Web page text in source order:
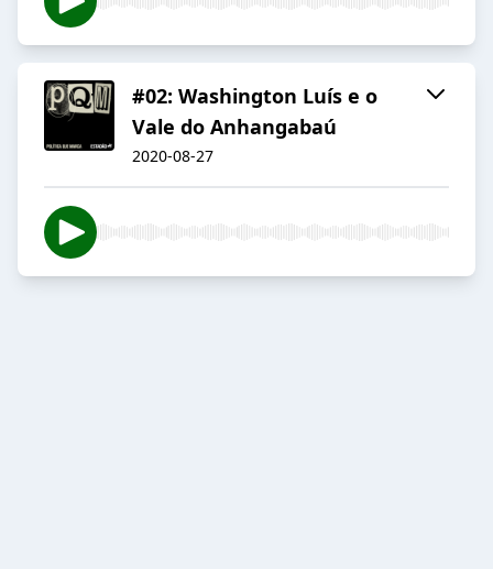
#02: Washington Luís e o
Vale do Anhangabaú
2020-08-27